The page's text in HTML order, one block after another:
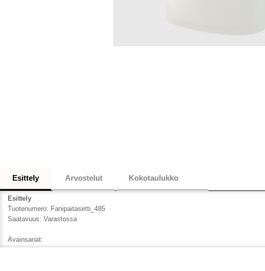
Esittely Arvostelut Kokotaulukko
Esittely
Tuotenumero: Fanipaitasetti_485
Saatavuus: Varastossa
Avainsanat: